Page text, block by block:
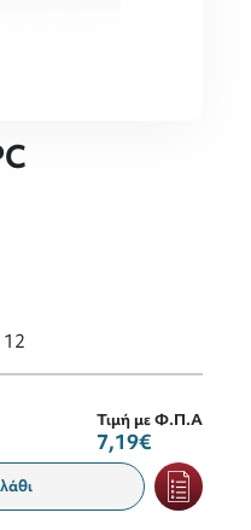
12
Τιμή με Φ.Π.Α
7,19€